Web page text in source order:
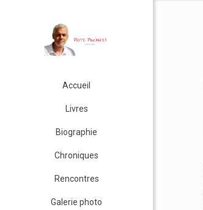
Accueil
Livres
Biographie
Chroniques
Rencontres
Galerie photo